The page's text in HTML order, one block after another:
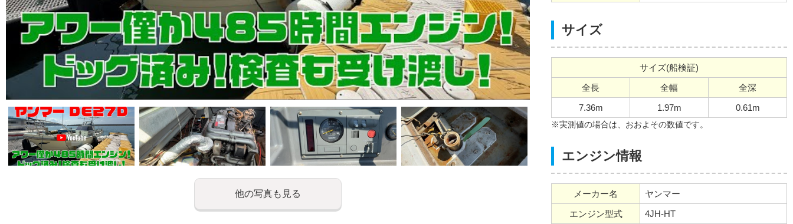
他の写真も見る
サイズ
サイズ(船検証)
全長
全幅
全深
7.36m
1.97m 0.61m
※実測値の場合は、おおよその数値です。
エンジン情報
メーカー名
ヤンマー
エンジン型式
4JH-HT